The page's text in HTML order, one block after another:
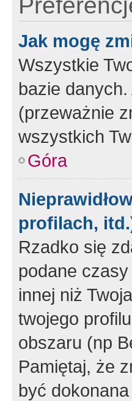
Jak mogę
Wszystkie
bazie
(przeważnie
wszystkich
Góra
profilach,
Rzadko się
podane
innej niż
twojego
obszaru (np
Pamiętaj, że
być